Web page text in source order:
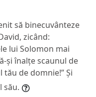
să binecuvânteze
zicând:
lui Solomon mai
și înalțe scaunul de
de domnie!” Și
său.